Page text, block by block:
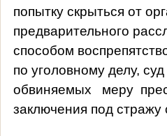
попытку скрыться от
предварительного
способом
по уголовному делу, суд
обвиняемых
меру
заключения под